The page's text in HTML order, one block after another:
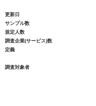
更新日
サンプル数
規定人数
調査企業(サービス)数
定義
調査対象者